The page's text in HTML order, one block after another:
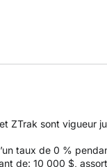
ZTrak sont vigueur
taux de 0 %
de: 10 000 $,